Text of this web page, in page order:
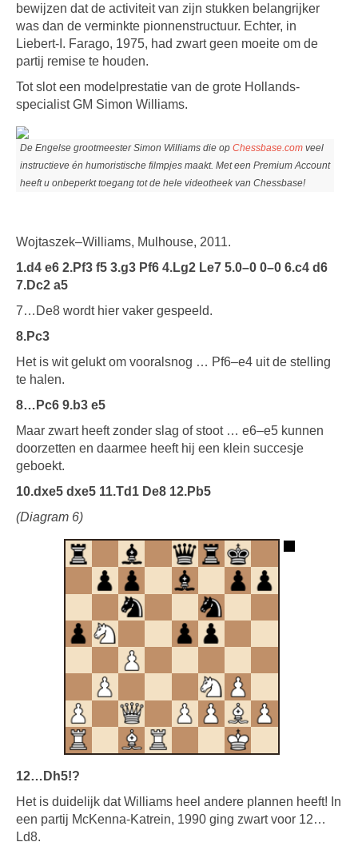
bewijzen dat de activiteit van zijn stukken belangrijker
was dan de verminkte pionnenstructuur. Echter, in
Liebert-I. Farago, 1975, had zwart geen moeite om de
partij remise te houden.
Tot slot een modelprestatie van de grote Hollands-
specialist GM Simon Williams.
De Engelse grootmeester Simon Williams die op Chessbase.com veel
instructieve én humoristische filmpjes maakt. Met een Premium Account
heeft u onbeperkt toegang tot de hele videotheek van Chessbase!
Wojtaszek–Williams, Mulhouse, 2011.
1.d4 e6 2.Pf3 f5 3.g3 Pf6 4.Lg2 Le7 5.0–0 0–0 6.c4 d6
7.Dc2 a5
7…De8 wordt hier vaker gespeeld.
8.Pc3
Het is wit gelukt om vooralsnog … Pf6–e4 uit de stelling
te halen.
8…Pc6 9.b3 e5
Maar zwart heeft zonder slag of stoot … e6–e5 kunnen
doorzetten en daarmee heeft hij een klein succesje
geboekt.
10.dxe5 dxe5 11.Td1 De8 12.Pb5
(Diagram 6)
12…Dh5!?
Het is duidelijk dat Williams heel andere plannen heeft! In
een partij McKenna-Katrein, 1990 ging zwart voor 12…
Ld8.